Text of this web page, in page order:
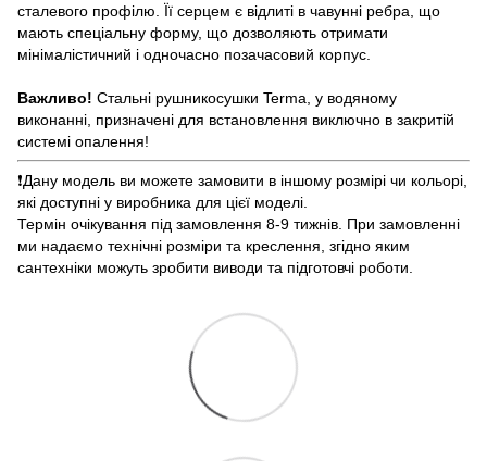
сталевого профілю. Її серцем є відлиті в чавунні ребра, що
мають спеціальну форму, що дозволяють отримати
мінімалістичний і одночасно позачасовий корпус.
Важливо! Стальні рушникосушки Terma, у водяному
виконанні, призначені для встановлення виключно в закритій
системі опалення!
❗️Дану модель ви можете замовити в іншому розмірі чи кольорі,
які доступні у виробника для цієї моделі.
Термін очікування під замовлення 8-9 тижнів. При замовленні
ми надаємо технічні розміри та креслення, згідно яким
сантехніки можуть зробити виводи та підготовчі роботи.